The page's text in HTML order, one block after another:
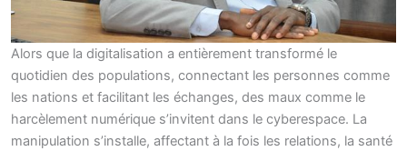
Alors que la digitalisation a entièrement transformé le
quotidien des populations, connectant les personnes comme
les nations et facilitant les échanges, des maux comme le
harcèlement numérique s’invitent dans le cyberespace. La
manipulation s’installe, affectant à la fois les relations, la santé